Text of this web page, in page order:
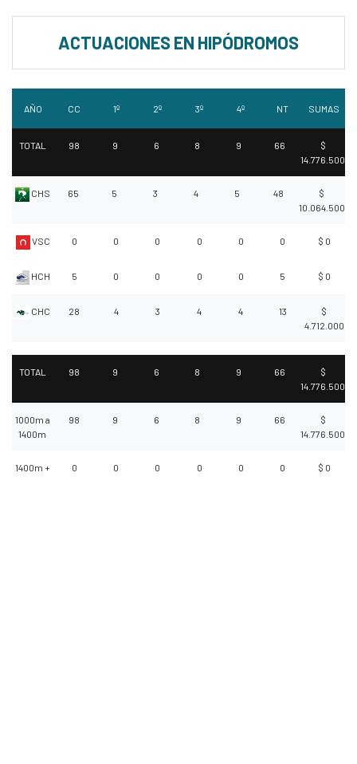
ACTUACIONES EN HIPÓDROMOS
AÑO CC 1º 2º 3º 4º NT SUMAS
TOTAL 98 9 6 8 9 66
$
14.776.500
CHS 65 5 3 4 5 48
$
10.064.500
VSC 0 0 0 0 0 0 $ 0
HCH 5 0 0 0 0 5 $ 0
CHC 28 4 3 4 4 13
$
4.712.000
TOTAL 98 9 6 8 9 66
$
14.776.500
1000m a
1400m
98 9 6 8 9 66
$
14.776.500
1400m + 0 0 0 0 0 0 $ 0